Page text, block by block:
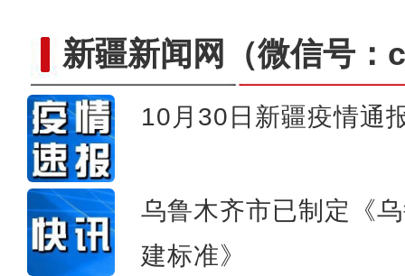
新疆新闻网 （微信号
10月30日新疆疫情通
乌鲁木齐市已制定《
建标准》